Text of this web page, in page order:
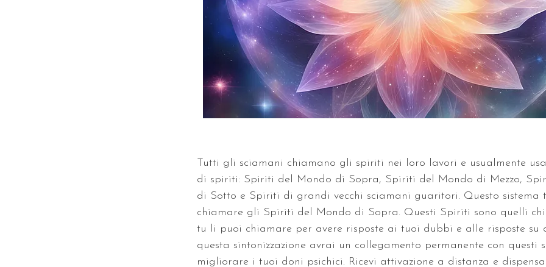
Tutti gli sciamani chiamano gli spiriti nei loro lavori e usualmente
di spiriti: Spiriti del Mondo di Sopra, Spiriti del Mondo di Mezzo,
di Sotto e Spiriti di grandi vecchi sciamani guaritori. Questo sistema
chiamare gli Spiriti del Mondo di Sopra. Questi Spiriti sono quelli
tu li puoi chiamare per avere risposte ai tuoi dubbi e alle risposte su
questa sintonizzazione avrai un collegamento permanente con questi
migliorare i tuoi doni psichici. Ricevi attivazione a distanza e dispensa.